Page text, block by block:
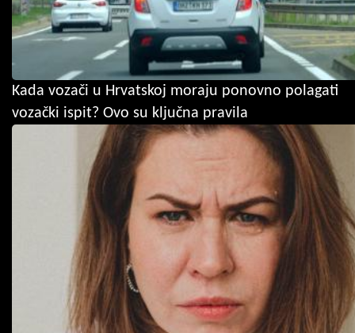
Kada vozači u Hrvatskoj moraju ponovno polagati
vozački ispit? Ovo su ključna pravila